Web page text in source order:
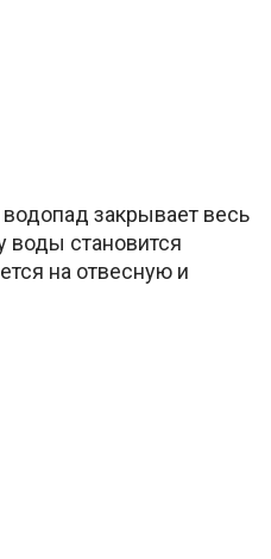
закрывает весь
воды становится
на отвесную и